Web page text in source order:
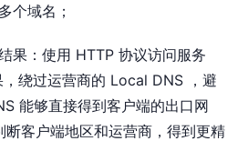
个域名；
果：使用 HTTP 协议访问服务
绕过运营商的 Local DNS ，避
能够直接得到客户端的出口网
断客户端地区和运营商，得到更精